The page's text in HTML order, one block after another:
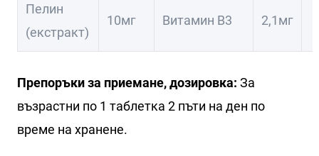
Пелин
(екстракт)
10мг Витамин В3 2,1мг
Препоръки за приемане, дозировка: За
възрастни по 1 таблетка 2 пъти на ден по
време на хранене.